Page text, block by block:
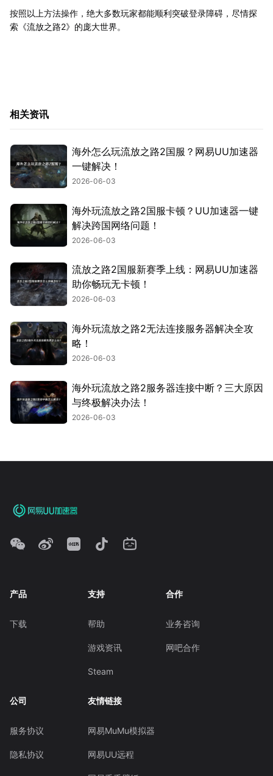
按照以上方法操作，绝大多数玩家都能顺利突破登录障碍，尽情探
索《流放之路2》的庞大世界。
相关资讯
海外怎么玩流放之路2国服？网易UU加速器
一键解决！
2026-06-03
海外玩流放之路2国服卡顿？UU加速器一键
解决跨国网络问题！
2026-06-03
流放之路2国服新赛季上线：网易UU加速器
助你畅玩无卡顿！
2026-06-03
海外玩流放之路2无法连接服务器解决全攻
略！
2026-06-03
海外玩流放之路2服务器连接中断？三大原因
与终极解决办法！
2026-06-03
产品
下载
支持
帮助
游戏资讯
Steam
合作
业务咨询
网吧合作
公司
服务协议
隐私协议
友情链接
网易MuMu模拟器
网易UU远程